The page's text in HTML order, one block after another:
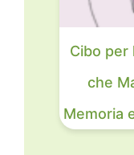
Cibo per
che
Memoria